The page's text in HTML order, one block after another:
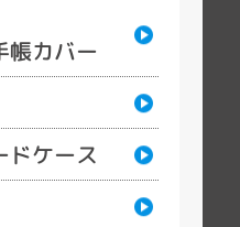
帳カバー
ドケース